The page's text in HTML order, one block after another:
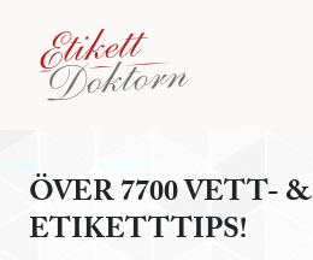
ÖVER 7700 VETT- &
ETIKETTTIPS!